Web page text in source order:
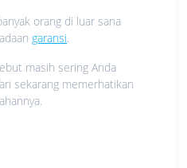
orang di luar sana
garansi
masih sering Anda
sekarang memerhatikan